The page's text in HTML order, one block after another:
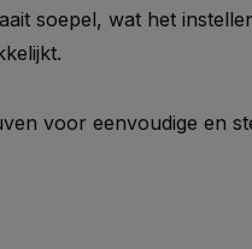
soepel, wat het
voor eenvoudige en